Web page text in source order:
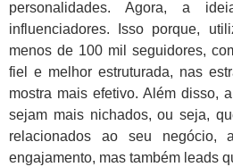
personalidades. Agora, a
influenciadores. Isso porque,
menos de 100 mil seguidores,
fiel e melhor estruturada, nas
mostra mais efetivo. Além disso,
sejam mais nichados, ou seja,
relacionados ao seu negócio,
engajamento, mas também leads